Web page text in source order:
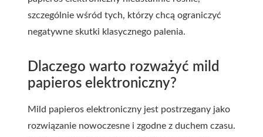
szczególnie wśród tych, którzy chcą ograniczyć
negatywne skutki klasycznego palenia.
Dlaczego warto rozważyć mild
papieros elektroniczny?
Mild papieros elektroniczny jest postrzegany jako
rozwiązanie nowoczesne i zgodne z duchem czasu.